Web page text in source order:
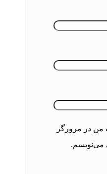
من در مرورگر
می‌نویسم.